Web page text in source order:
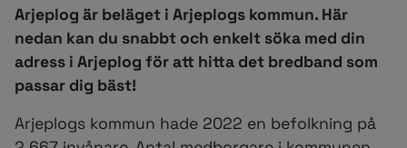
Arjeplog är beläget i Arjeplogs kommun. Här
nedan kan du snabbt och enkelt söka med din
adress i Arjeplog för att hitta det bredband som
passar dig bäst!
Arjeplogs kommun hade 2022 en befolkning på